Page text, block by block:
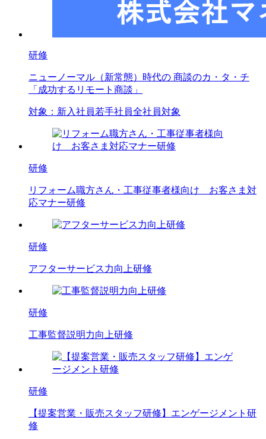
研修
ニューノーマル（新常態）時代の 商談のカ・タ・チ
「成功するリモート商談」
対象： 新入社員若手社員全社員対象
研修
リフォーム職方さん・工事従事者様向け お客さま対
応マナー研修
研修
アフターサービス力向上研修
研修
工事監督説明力向上研修
研修
【提案営業・販売スタッフ研修】エンゲージメント研
修